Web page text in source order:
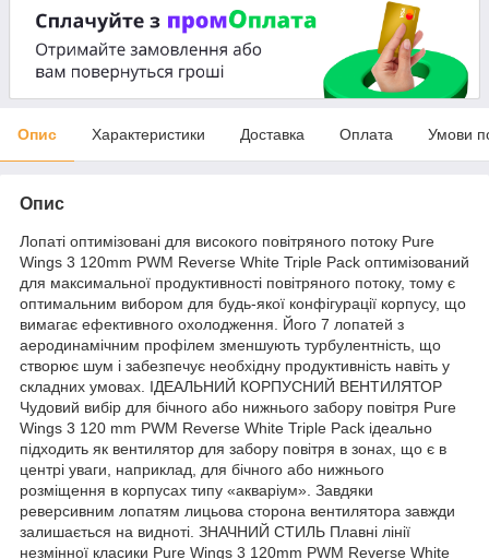
Опис Характеристики Доставка Оплата Умови
Опис
Лопаті оптимізовані для високого повітряного потоку Pure
Wings 3 120mm PWM Reverse White Triple Pack оптимізований
для максимальної продуктивності повітряного потоку, тому є
оптимальним вибором для будь-якої конфігурації корпусу, що
вимагає ефективного охолодження. Його 7 лопатей з
аеродинамічним профілем зменшують турбулентність, що
створює шум і забезпечує необхідну продуктивність навіть у
складних умовах. ІДЕАЛЬНИЙ КОРПУСНИЙ ВЕНТИЛЯТОР
Чудовий вибір для бічного або нижнього забору повітря Pure
Wings 3 120 mm PWM Reverse White Triple Pack ідеально
підходить як вентилятор для забору повітря в зонах, що є в
центрі уваги, наприклад, для бічного або нижнього
розміщення в корпусах типу «акваріум». Завдяки
реверсивним лопатям лицьова сторона вентилятора завжди
залишається на видноті. ЗНАЧНИЙ СТИЛЬ Плавні лінії
незмінної класики Pure Wings 3 120mm PWM Reverse White